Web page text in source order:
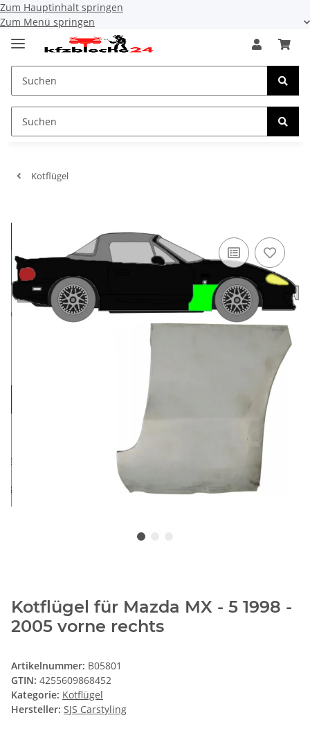
Zum Hauptinhalt springen
Zum Menü springen
Kotflügel
Kotflügel für Mazda MX - 5 1998 -
2005 vorne rechts
Artikelnummer: B05801
GTIN: 4255609868452
Kategorie: Kotflügel
Hersteller: SJS Carstyling